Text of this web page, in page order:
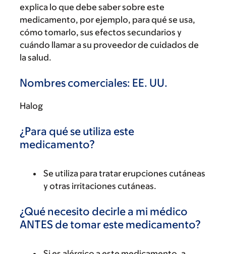
explica lo que debe saber sobre este
medicamento, por ejemplo, para qué se usa,
cómo tomarlo, sus efectos secundarios y
cuándo llamar a su proveedor de cuidados de
la salud.
Nombres comerciales: EE. UU.
Halog
¿Para qué se utiliza este
medicamento?
Se utiliza para tratar erupciones cutáneas
y otras irritaciones cutáneas.
¿Qué necesito decirle a mi médico
ANTES de tomar este medicamento?